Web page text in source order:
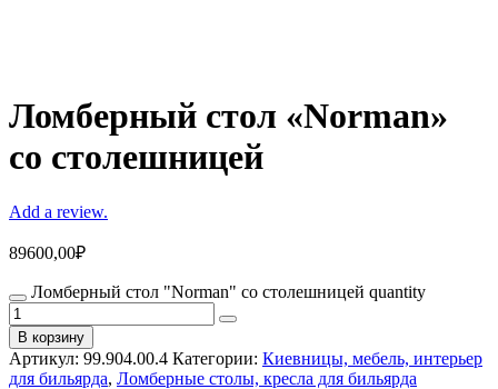
Ломберный стол «Norman»
со столешницей
Add a review.
89600,00₽
Ломберный стол "Norman" со столешницей quantity
В корзину
Артикул: 99.904.00.4 Категории: Киевницы, мебель, интерьер
для бильярда, Ломберные столы, кресла для бильярда